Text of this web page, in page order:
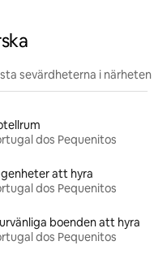
sevärdheterna i närheten
dos Pequenitos
att hyra
dos Pequenitos
boenden att hyra
dos Pequenitos